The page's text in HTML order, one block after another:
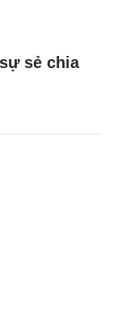
sẻ chia